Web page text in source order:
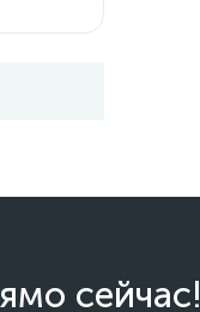
сейчас!